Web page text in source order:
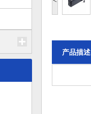
产品描述